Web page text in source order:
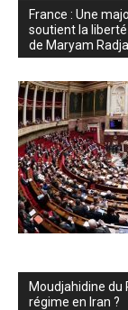
France : Une
soutient la
de Maryam
Moudjahidine du
régime en Iran ?